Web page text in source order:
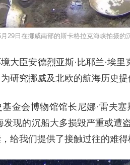
29日在挪威南部的斯卡格拉克海峡拍摄的
大臣安德烈亚斯·比耶兰·埃
研究挪威及北欧的航海历史提
金会博物馆馆长尼娜·雷夫
发现的沉船大多损毁严重或遭
给我们提供了接触过往的难得